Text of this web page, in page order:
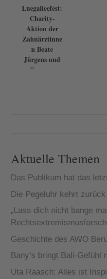
Luegalleefest:
Charity-
Aktion der
Zahnärztinne
n Beate
Jürgens und
Susanne
Aktuelle Themen
Das Publikum hat das
Die Pegeluhr kehrt zurück
„Lass dich nicht bange
Geschichte des AWO
Bany’s bringt Bali-Gefühl
Uta Raasch: Alles ist